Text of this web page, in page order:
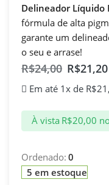
Delineador Líquido
fórmula de alta
garante um
o seu e arrase!
R$24,00 R$21,20
Em até 1x de R$
À vista R$20,00
Ordenado: 0
5 em estoque